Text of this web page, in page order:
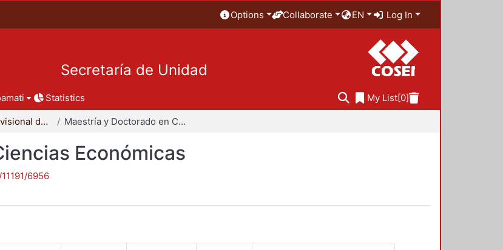
Options Collaborate EN Log In
Secretaría de Unidad
Statistics My List[0]
Coordinación Divisional de Posgrado Maestría y Doctorado en Ciencias Económicas
Económicas
6956